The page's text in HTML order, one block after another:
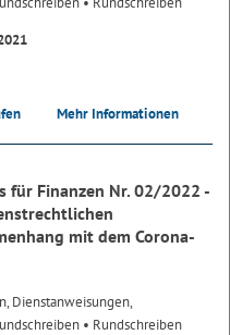
Mehr Informationen
für Finanzen Nr. 02/2022 -
mit dem Corona-
Dienstanweisungen,
• Rundschreiben